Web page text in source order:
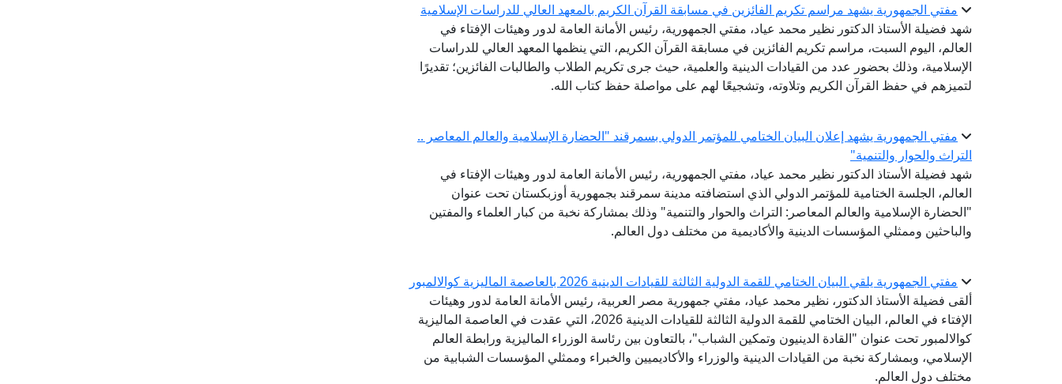
مفتي الجمهورية يشهد مراسم تكريم الفائزين في مسابقة القرآن الكريم بالمعهد العالي للدراسات الإسلامية
شهد فضيلة الأستاذ الدكتور نظير محمد عياد، مفتي الجمهورية، رئيس الأمانة العامة لدور وهيئات الإفتاء في
العالم، اليوم السبت، مراسم تكريم الفائزين في مسابقة القرآن الكريم، التي ينظمها المعهد العالي للدراسات
الإسلامية، وذلك بحضور عدد من القيادات الدينية والعلمية، حيث جرى تكريم الطلاب والطالبات الفائزين؛ تقديرًا
لتميزهم في حفظ القرآن الكريم وتلاوته، وتشجيعًا لهم على مواصلة حفظ كتاب الله.
مفتي الجمهورية يشهد إعلان البيان الختامي للمؤتمر الدولي بسمرقند "الحضارة الإسلامية والعالم المعاصر ..
التراث والحوار والتنمية"
شهد فضيلة الأستاذ الدكتور نظير محمد عياد، مفتي الجمهورية، رئيس الأمانة العامة لدور وهيئات الإفتاء في
العالم، الجلسة الختامية للمؤتمر الدولي الذي استضافته مدينة سمرقند بجمهورية أوزبكستان تحت عنوان
"الحضارة الإسلامية والعالم المعاصر: التراث والحوار والتنمية" وذلك بمشاركة نخبة من كبار العلماء والمفتين
والباحثين وممثلي المؤسسات الدينية والأكاديمية من مختلف دول العالم.
مفتي الجمهورية يلقي البيان الختامي للقمة الدولية الثالثة للقيادات الدينية 2026 بالعاصمة الماليزية كوالالمبور
ألقى فضيلة الأستاذ الدكتور، نظير محمد عياد، مفتي جمهورية مصر العربية، رئيس الأمانة العامة لدور وهيئات
الإفتاء في العالم، البيان الختامي للقمة الدولية الثالثة للقيادات الدينية 2026، التي عقدت في العاصمة الماليزية
كوالالمبور تحت عنوان "القادة الدينيون وتمكين الشباب"، بالتعاون بين رئاسة الوزراء الماليزية ورابطة العالم
الإسلامي، وبمشاركة نخبة من القيادات الدينية والوزراء والأكاديميين والخبراء وممثلي المؤسسات الشبابية من
مختلف دول العالم.